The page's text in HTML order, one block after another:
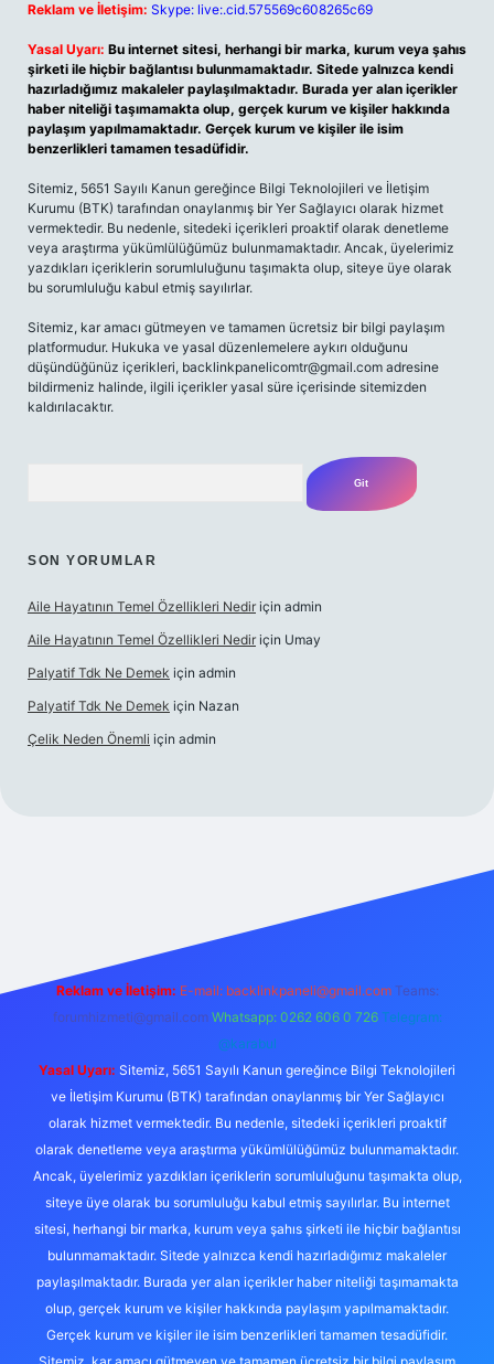
Reklam ve İletişim: Skype: live:.cid.575569c608265c69
Yasal Uyarı: Bu internet sitesi, herhangi bir marka, kurum veya şahıs
şirketi ile hiçbir bağlantısı bulunmamaktadır. Sitede yalnızca kendi
hazırladığımız makaleler paylaşılmaktadır. Burada yer alan içerikler
haber niteliği taşımamakta olup, gerçek kurum ve kişiler hakkında
paylaşım yapılmamaktadır. Gerçek kurum ve kişiler ile isim
benzerlikleri tamamen tesadüfidir.
Sitemiz, 5651 Sayılı Kanun gereğince Bilgi Teknolojileri ve İletişim
Kurumu (BTK) tarafından onaylanmış bir Yer Sağlayıcı olarak hizmet
vermektedir. Bu nedenle, sitedeki içerikleri proaktif olarak denetleme
veya araştırma yükümlülüğümüz bulunmamaktadır. Ancak, üyelerimiz
yazdıkları içeriklerin sorumluluğunu taşımakta olup, siteye üye olarak
bu sorumluluğu kabul etmiş sayılırlar.
Sitemiz, kar amacı gütmeyen ve tamamen ücretsiz bir bilgi paylaşım
platformudur. Hukuka ve yasal düzenlemelere aykırı olduğunu
düşündüğünüz içerikleri, backlinkpanelicomtr@gmail.com adresine
bildirmeniz halinde, ilgili içerikler yasal süre içerisinde sitemizden
kaldırılacaktır.
SON YORUMLAR
Aile Hayatının Temel Özellikleri Nedir için admin
Aile Hayatının Temel Özellikleri Nedir için Umay
Palyatif Tdk Ne Demek için admin
Palyatif Tdk Ne Demek için Nazan
Çelik Neden Önemli için admin
Reklam ve İletişim: E-mail: backlinkpaneli@gmail.com Teams:
forumhizmeti@gmail.com Whatsapp: 0262 606 0 726 Telegram:
@karabul
Yasal Uyarı: Sitemiz, 5651 Sayılı Kanun gereğince Bilgi Teknolojileri
ve İletişim Kurumu (BTK) tarafından onaylanmış bir Yer Sağlayıcı
olarak hizmet vermektedir. Bu nedenle, sitedeki içerikleri proaktif
olarak denetleme veya araştırma yükümlülüğümüz bulunmamaktadır.
Ancak, üyelerimiz yazdıkları içeriklerin sorumluluğunu taşımakta olup,
siteye üye olarak bu sorumluluğu kabul etmiş sayılırlar. Bu internet
sitesi, herhangi bir marka, kurum veya şahıs şirketi ile hiçbir bağlantısı
bulunmamaktadır. Sitede yalnızca kendi hazırladığımız makaleler
paylaşılmaktadır. Burada yer alan içerikler haber niteliği taşımamakta
olup, gerçek kurum ve kişiler hakkında paylaşım yapılmamaktadır.
Gerçek kurum ve kişiler ile isim benzerlikleri tamamen tesadüfidir.